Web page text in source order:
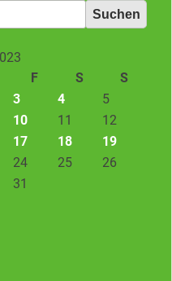
F S
S
3 4
5
10 11
12
17 18
19
24 25
26
31